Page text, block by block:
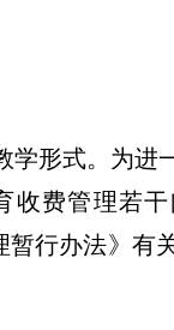
形式。为进
收费管理若
暂行办法》有